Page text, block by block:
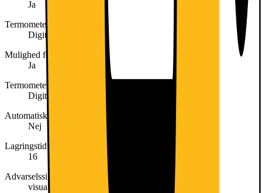
Ja
Termometer til køleskabssektionen
Digital
Mulighed for hurtig nedkøling
Ja
Termometer til frysersektionen
Digital
Automatisk motordrevet ismaskine
Nej
Lagringstid ved strømafbrydelse (t)
16
Advarselssignal / Fejl
visual and audible